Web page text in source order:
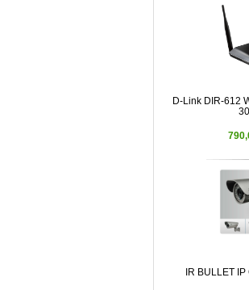
D-Link DIR-612
IR BULLET